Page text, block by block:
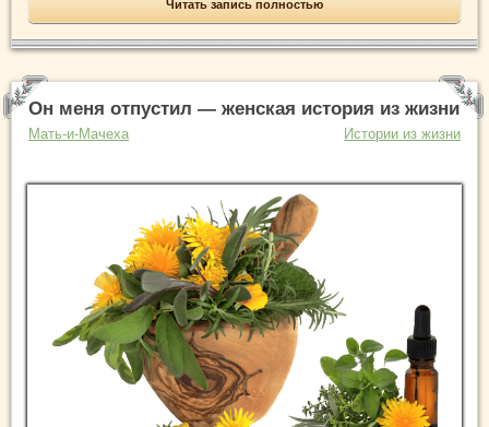
Читать запись полностью
Он меня отпустил — женская история из жизни
Мать-и-Мачеха Истории из жизни